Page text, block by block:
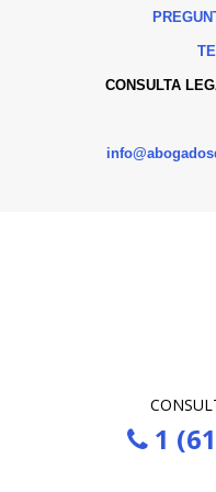
CONSULTA
1